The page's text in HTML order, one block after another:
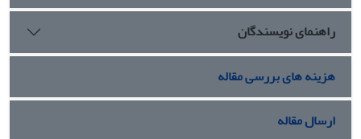
راهنمای نویسندگان
هزینه های بررسی مقاله
ارسال مقاله